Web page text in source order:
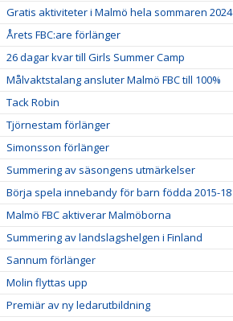
Gratis aktiviteter i Malmö hela sommaren 2024
Årets FBC:are förlänger
26 dagar kvar till Girls Summer Camp
Målvaktstalang ansluter Malmö FBC till 100%
Tack Robin
Tjörnestam förlänger
Simonsson förlänger
Summering av säsongens utmärkelser
Börja spela innebandy för barn födda 2015-18
Malmö FBC aktiverar Malmöborna
Summering av landslagshelgen i Finland
Sannum förlänger
Molin flyttas upp
Premiär av ny ledarutbildning